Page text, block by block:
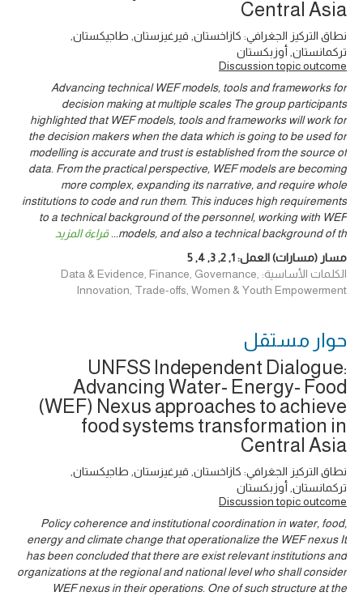
Central Asia
نطاق التركيز الجغرافي: كازاخستان, قيرغيزستان, طاجيكستان,
تركمانستان, أوزبكستان
Discussion topic outcome
Advancing technical WEF models, tools and frameworks for
decision making at multiple scales The group participants
highlighted that WEF models, tools and frameworks will work for
the decision makers when the data which is going to be used for
modelling is accurate and trust is established from the source of
data. From the practical perspective, WEF models are becoming
more complex, expanding its narrative, and require whole
institutions to code and run them. This induces high requirements
to a technical background of the personnel, working with WEF
models, and also a technical background of th
... قراءة المزيد
مسار (مسارات) العمل:1
,
2
,
3
,
4
,
5
الكلمات الأساسية: Data & Evidence, Finance, Governance,
Innovation, Trade-offs, Women & Youth Empowerment
حوار ‎مستقل
UNFSS Independent Dialogue:
Advancing Water- Energy- Food
(WEF) Nexus approaches to achieve
food systems transformation in
Central Asia
نطاق التركيز الجغرافي: كازاخستان, قيرغيزستان, طاجيكستان,
تركمانستان, أوزبكستان
Discussion topic outcome
Policy coherence and institutional coordination in water, food,
energy and climate change that operationalize the WEF nexus It
has been concluded that there are exist relevant institutions and
organizations at the regional and national level who shall consider
WEF nexus in their operations. One of such structure at the